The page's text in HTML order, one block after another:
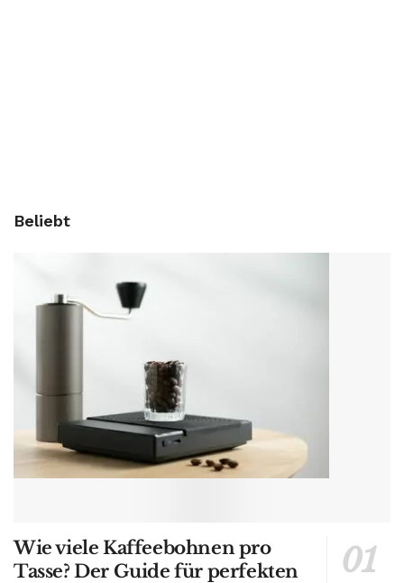
Beliebt
Wie viele Kaffeebohnen pro
Tasse? Der Guide für perfekten